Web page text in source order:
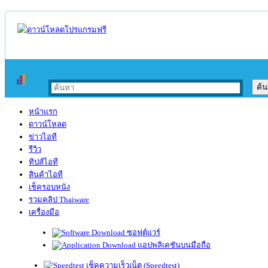
หน้าแรก
ดาวน์โหลด
ข่าวไอที
รีวิว
ทิปส์ไอที
สินค้าไอที
เช็ครอบหนัง
รวมคลิป Thaiware
เครื่องมือ
ซอฟต์แวร์
แอปพลิเคชันบนมือถือ
เช็คความเร็วเน็ต (Speedtest)